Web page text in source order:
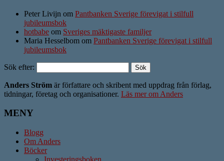
Peter Livijn om Pantbanken Sverige förevigat i stilfull
jubileumsbok
hotbabe om Sveriges mäktigaste familjer
Maria Hesselbom om Pantbanken Sverige förevigat i stilfull
jubileumsbok
Sök efter:
Anders Ström är författare och skribent med uppdrag från förlag,
tidningar, företag och organisationer. Läs mer om Anders
MENY
Blogg
Om Anders
Böcker
Investeringsboken